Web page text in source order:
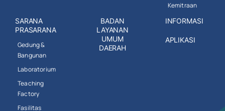
Kemitraan
SARANA
PRASARANA
Gedung &
Bangunan
Laboratorium
Teaching
Factory
Fasilitas
BADAN
LAYANAN
UMUM
DAERAH
INFORMASI
APLIKASI